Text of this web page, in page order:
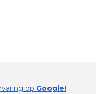
op Google!